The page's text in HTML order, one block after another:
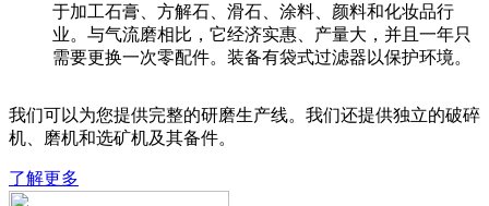
于加工石膏、方解石、滑石、涂料、颜料和化妆品行
业。与气流磨相比，它经济实惠、产量大，并且一年只
需要更换一次零配件。装备有袋式过滤器以保护环境。
我们可以为您提供完整的研磨生产线。我们还提供独立的破碎
机、磨机和选矿机及其备件。
了解更多